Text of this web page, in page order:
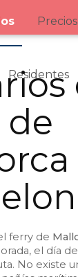
Precios
Residentes
de
ferry de
el día
No existe